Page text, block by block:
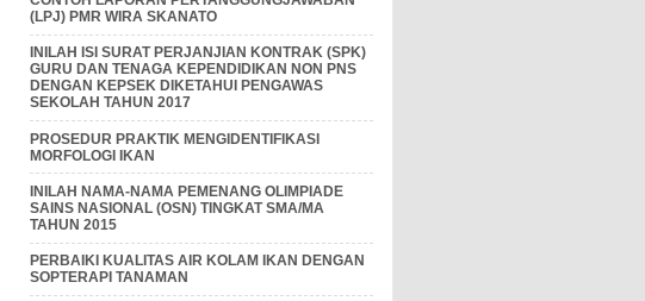
(LPJ) PMR WIRA SKANATO
INILAH ISI SURAT PERJANJIAN KONTRAK (SPK)
GURU DAN TENAGA KEPENDIDIKAN NON PNS
DENGAN KEPSEK DIKETAHUI PENGAWAS
SEKOLAH TAHUN 2017
PROSEDUR PRAKTIK MENGIDENTIFIKASI
MORFOLOGI IKAN
INILAH NAMA-NAMA PEMENANG OLIMPIADE
SAINS NASIONAL (OSN) TINGKAT SMA/MA
TAHUN 2015
PERBAIKI KUALITAS AIR KOLAM IKAN DENGAN
SOPTERAPI TANAMAN